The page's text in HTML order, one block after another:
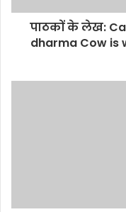
पाठकों के लेख:
dharma Cow is